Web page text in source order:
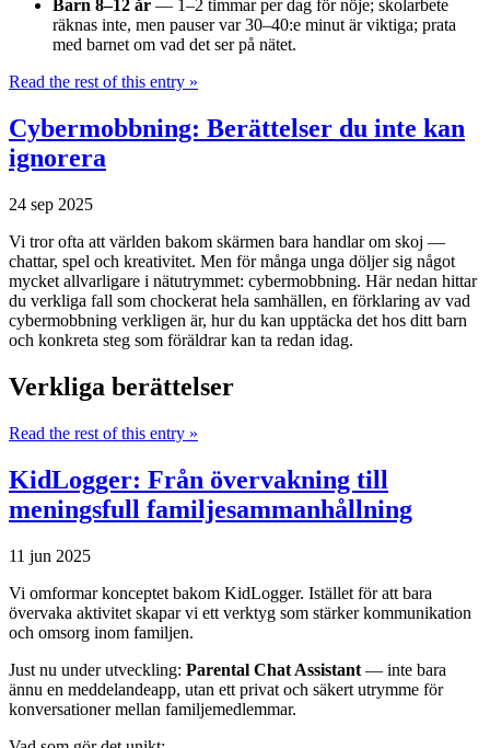
Barn 8–12 år — 1–2 timmar per dag för nöje; skolarbete
räknas inte, men pauser var 30–40:e minut är viktiga; prata
med barnet om vad det ser på nätet.
Read the rest of this entry »
Cybermobbning: Berättelser du inte kan
ignorera
24 sep 2025
Vi tror ofta att världen bakom skärmen bara handlar om skoj —
chattar, spel och kreativitet. Men för många unga döljer sig något
mycket allvarligare i nätutrymmet: cybermobbning. Här nedan hittar
du verkliga fall som chockerat hela samhällen, en förklaring av vad
cybermobbning verkligen är, hur du kan upptäcka det hos ditt barn
och konkreta steg som föräldrar kan ta redan idag.
Verkliga berättelser
Read the rest of this entry »
KidLogger: Från övervakning till
meningsfull familjesammanhållning
11 jun 2025
Vi omformar konceptet bakom KidLogger. Istället för att bara
övervaka aktivitet skapar vi ett verktyg som stärker kommunikation
och omsorg inom familjen.
Just nu under utveckling: Parental Chat Assistant — inte bara
ännu en meddelandeapp, utan ett privat och säkert utrymme för
konversationer mellan familjemedlemmar.